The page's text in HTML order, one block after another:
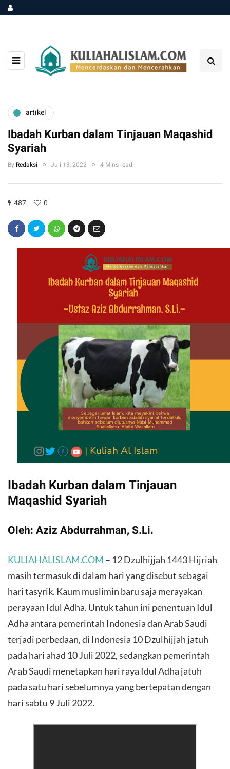
artikel
Ibadah Kurban dalam Tinjauan Maqashid
Syariah
By Redaksi Juli 13, 2022 4 Mins read
487 0
Ibadah Kurban dalam Tinjauan
Maqashid Syariah
Oleh: Aziz Abdurrahman, S.Li.
KULIAHALISLAM.COM – 12 Dzulhijjah 1443 Hijriah
masih termasuk di dalam hari yang disebut sebagai
hari tasyrik. Kaum muslimin baru saja merayakan
perayaan Idul Adha. Untuk tahun ini penentuan Idul
Adha antara pemerintah Indonesia dan Arab Saudi
terjadi perbedaan, di Indonesia 10 Dzulhijjah jatuh
pada hari ahad 10 Juli 2022, sedangkan pemerintah
Arab Saudi menetapkan hari raya Idul Adha jatuh
pada satu hari sebelumnya yang bertepatan dengan
hari sabtu 9 Juli 2022.